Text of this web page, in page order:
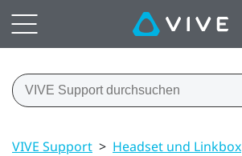
VIVE Support > Headset und Linkbox